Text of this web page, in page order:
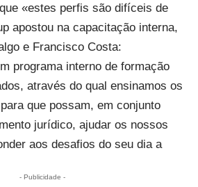
«estes perfis são difíceis de
apostou na capacitação interna,
e Francisco Costa:
programa interno de formação
através do qual ensinamos os
que possam, em conjunto
jurídico, ajudar os nossos
aos desafios do seu dia a
- Publicidade -